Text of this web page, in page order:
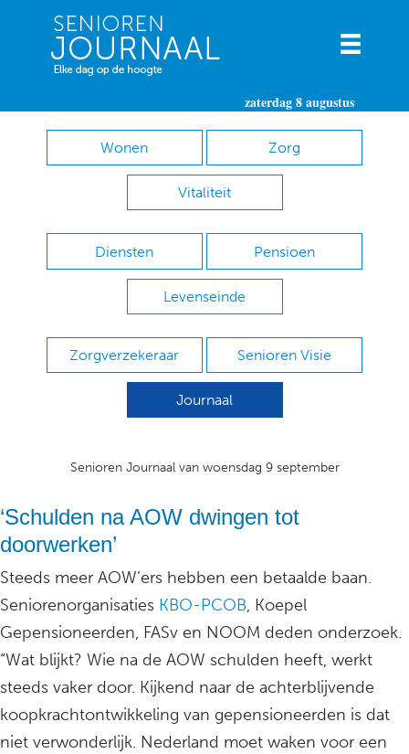
zaterdag 8 augustus
Wonen Zorg
Vitaliteit
Diensten Pensioen
Levenseinde
Zorgverzekeraar Senioren Visie
Journaal
Senioren Journaal van woensdag 9 september
‘Schulden na AOW dwingen tot
doorwerken’
Steeds meer AOW’ers hebben een betaalde baan.
Seniorenorganisaties KBO-PCOB, Koepel
Gepensioneerden, FASv en NOOM deden onderzoek.
“Wat blijkt? Wie na de AOW schulden heeft, werkt
steeds vaker door. Kijkend naar de achterblijvende
koopkrachtontwikkeling van gepensioneerden is dat
niet verwonderlijk. Nederland moet waken voor een